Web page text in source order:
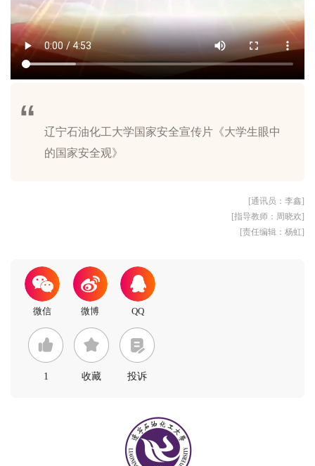
辽宁石油化工大学国家安全宣传片《大学生眼中
[通讯员：李鑫]
[指导教师：周晓欢]
[责任编辑：杨虹]
1 收藏 投诉